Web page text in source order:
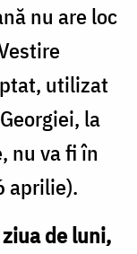
nu are loc
utilizat
la
nu va fi în
aprilie).
de luni,